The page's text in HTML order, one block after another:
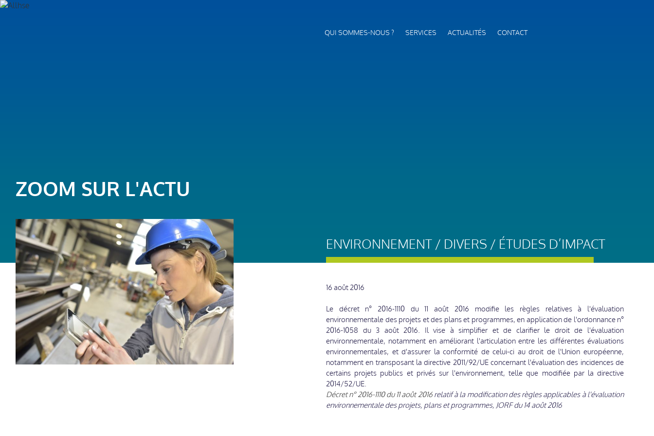
QUI SOMMES-NOUS ? SERVICES ACTUALITÉS CONTACT
ENVIRONNEMENT / DIVERS / ÉTUDES D’IMPACT
ZOOM SUR L'ACTU
16 août 2016
Le décret n° 2016-1110 du 11 août 2016 modifie les règles relatives à l'évaluation
environnementale des projets et des plans et programmes, en application de l'ordonnance n°
2016-1058 du 3 août 2016. Il vise à simplifier et de clarifier le droit de l'évaluation
environnementale, notamment en améliorant l'articulation entre les différentes évaluations
environnementales, et d'assurer la conformité de celui-ci au droit de l'Union européenne,
notamment en transposant la directive 2011/92/UE concernant l'évaluation des incidences de
certains projets publics et privés sur l'environnement, telle que modifiée par la directive
2014/52/UE.
Décret n° 2016-1110 du 11 août 2016relatif à la modification des règles applicables à l'évaluation
environnementale des projets, plans et programmes, JORF du 14 août 2016